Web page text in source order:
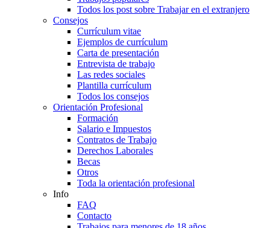
Todos los post sobre Trabajar en el extranjero
Consejos
Currículum vitae
Ejemplos de currículum
Carta de presentación
Entrevista de trabajo
Las redes sociales
Plantilla currículum
Todos los consejos
Orientación Profesional
Formación
Salario e Impuestos
Contratos de Trabajo
Derechos Laborales
Becas
Otros
Toda la orientación profesional
Info
FAQ
Contacto